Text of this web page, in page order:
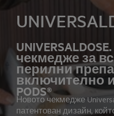
чекмедже за
перилни
включително
PODS®
Новото чекмедже
патентован дизайн,